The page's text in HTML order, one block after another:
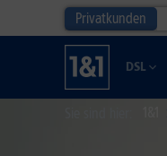
Privatkunden
DSL